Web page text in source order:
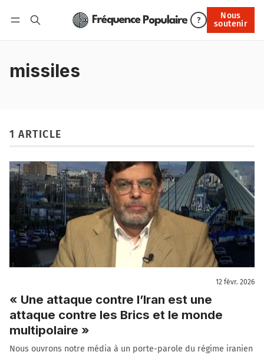
?
Nous
soutenir
Nous soutenir
missiles
1 ARTICLE
12 févr. 2026
« Une attaque contre l’Iran est une
attaque contre les Brics et le monde
multipolaire »
Nous ouvrons notre média à un porte-parole du régime iranien